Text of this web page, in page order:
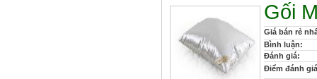
Gối
Giá bán rẻ
Bình luận:
Đánh giá:
Điểm đánh